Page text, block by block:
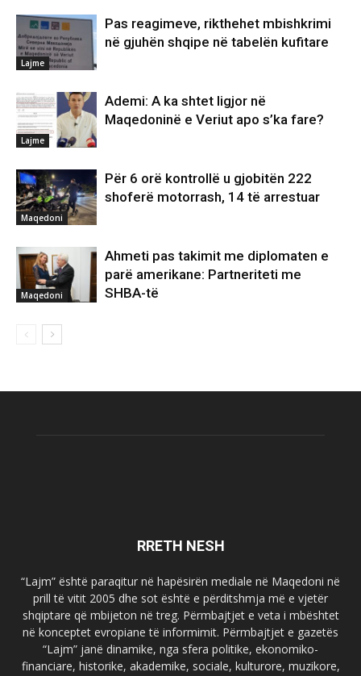
Lajme
Pas reagimeve, rikthehet mbishkrimi
në gjuhën shqipe në tabelën kufitare
Lajme
Ademi: A ka shtet ligjor në
Maqedoninë e Veriut apo s’ka fare?
Maqedoni
Për 6 orë kontrollë u gjobitën 222
shoferë motorrash, 14 të arrestuar
Maqedoni
Ahmeti pas takimit me diplomaten e
parë amerikane: Partneriteti me
SHBA-të
RRETH NESH
“Lajm” është paraqitur në hapësirën mediale në Maqedoni në
prill të vitit 2005 dhe sot është e përditshmja më e vjetër
shqiptare që mbijeton në treg. Përmbajtjet e veta i mbështet
në konceptet evropiane të informimit. Përmbajtjet e gazetës
“Lajm” janë dinamike, nga sfera politike, ekonomiko-
financiare, historike, akademike, sociale, kulturore, muzikore,